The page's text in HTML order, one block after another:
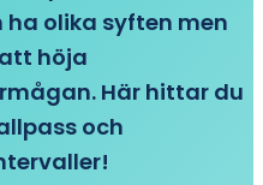
olika syften men
höja
Här hittar du
och